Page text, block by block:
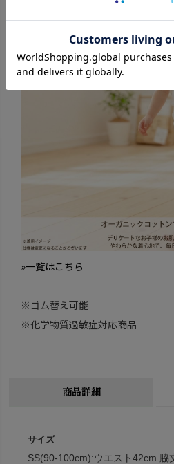
»一覧はこちら
※ゴム替え可能
※化学物質過敏症対応商品
商品詳細
サイズ
SS(90-100cm):ウエスト42cm 脇